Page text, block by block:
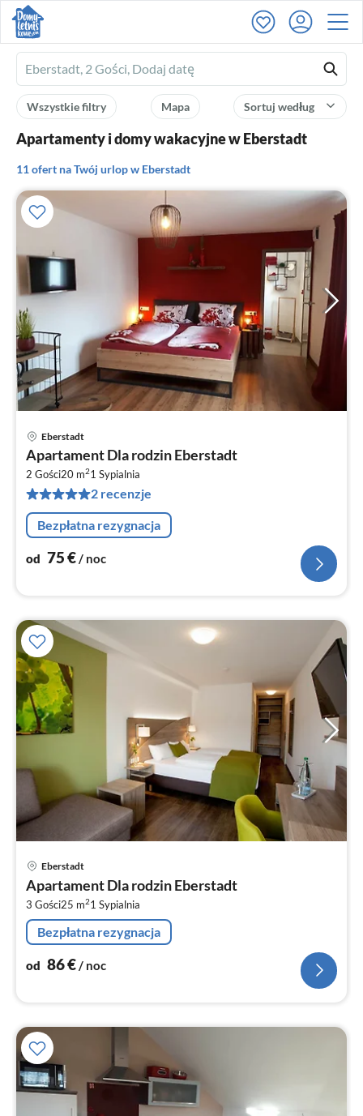
Ferienhausmiete
logo
Sortuj według
Mapa
Wszystkie filtry
Apartamenty i domy wakacyjne w Eberstadt
11 ofert na Twój urlop w Eberstadt
Eberstadt
Apartament Dla rodzin Eberstadt
2 Gości20 m21 Sypialnia
2 recenzje
Bezpłatna rezygnacja
od 75€/ noc
Eberstadt
Apartament Dla rodzin Eberstadt
3 Gości25 m21 Sypialnia
Bezpłatna rezygnacja
od 86€/ noc